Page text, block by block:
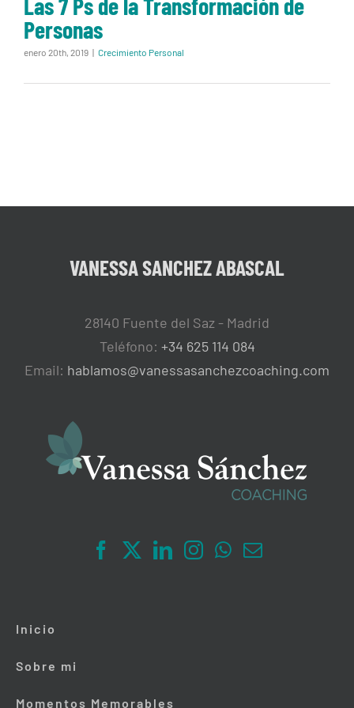
Personas
enero 20th, 2019 | Crecimiento Personal
VANESSA SANCHEZ ABASCAL
28140 Fuente del Saz - Madrid
Teléfono: +34 625 114 084
Email: hablamos@vanessasanchezcoaching.com
Inicio
Sobre mi
Momentos Memorables